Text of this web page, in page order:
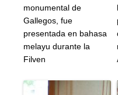
monumental de
Gallegos, fue
presentada en bahasa
melayu durante la
Filven